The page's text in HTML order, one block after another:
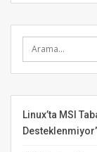
Linux’ta MSI